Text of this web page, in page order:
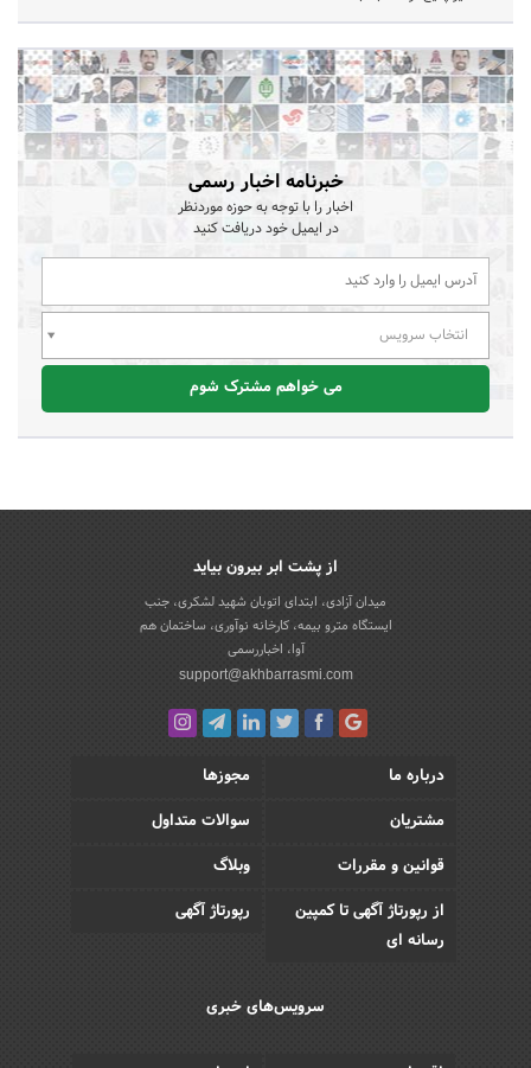
خبرنامه اخبار رسمی
اخبار را با توجه به حوزه موردنظر
در ایمیل خود دریافت کنید
انتخاب سرویس
می خواهم مشترک شوم
از پشت ابر بیرون بیاید
میدان آزادی، ابتدای اتوبان شهید لشکری، جنب
ایستگاه مترو بیمه، کارخانه نوآوری، ساختمان هم
آوا، اخباررسمی
support@akhbarrasmi.com
درباره ما
مجوزها
مشتریان
سوالات متداول
قوانین و مقررات
وبلاگ
از رپورتاژ آگهی تا کمپین
رسانه ای
رپورتاژ آگهی
سرویس‌های خبری